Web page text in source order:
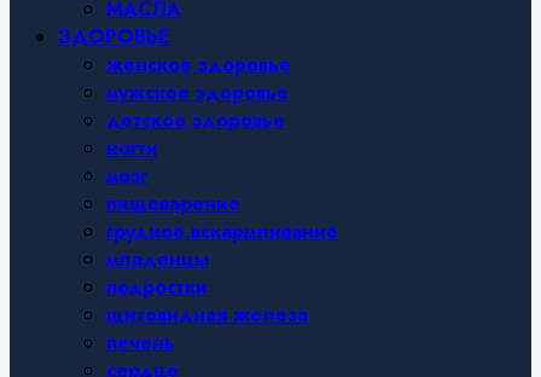
МАСЛА
ЗДОРОВЬЕ
женское здоровье
мужское здоровье
детское здоровье
ногти
мозг
пищеварение
грудное вскармливание
младенцы
подростки
щитовидная железа
печень
сердце